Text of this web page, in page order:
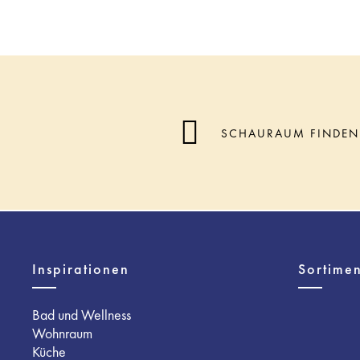
SCHAURAUM FINDEN
Inspirationen
Bad und Wellness
Wohnraum
Küche